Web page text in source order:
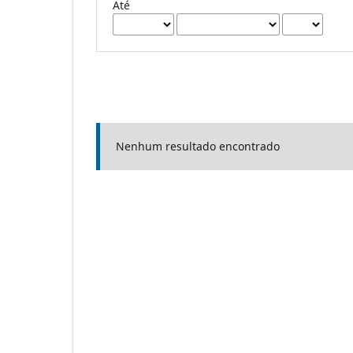
Até
Nenhum resultado encontrado